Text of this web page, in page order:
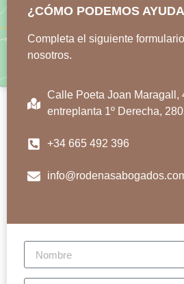
¿CÓMO PODEMOS
Completa el siguiente
nosotros.
Calle Poeta Joan Maragall,
entreplanta 1º Derecha,
+34 665 492 396